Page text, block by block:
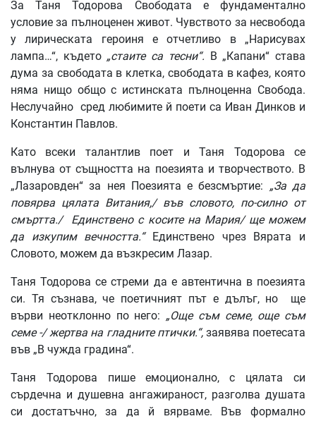
За Таня Тодорова Свободата е фундаментално
условие за пълноценен живот. Чувството за несвобода
у лирическата героиня е отчетливо в „Нарисувах
лампа…“, където „стаите са тесни“. В „Капани“ става
дума за свободата в клетка, свободата в кафез, която
няма нищо общо с истинската пълноценна Свобода.
Неслучайно сред любимите й поети са Иван Динков и
Константин Павлов.
Като всеки талантлив поет и Таня Тодорова се
вълнува от същността на поезията и творчеството. В
„Лазаровден“ за нея Поезията е безсмъртие: „За да
повярва цялата Витания,/ във словото, по-силно от
смъртта./ Единствено с косите на Мария/ ще можем
да изкупим вечността.“ Единствено чрез Вярата и
Словото, можем да възкресим Лазар.
Таня Тодорова се стреми да е автентична в поезията
си. Тя съзнава, че поетичният път е дълъг, но ще
върви неотклонно по него: „Още съм семе, още съм
семе -/ жертва на гладните птички.“,заявява поетесата
във „В чужда градина“.
Таня Тодорова пише емоционално, с цялата си
сърдечна и душевна ангажираност, разголва душата
си достатъчно, за да й вярваме. Във формално